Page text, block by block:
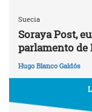
Suecia
Soraya Post,
parlamento de
Hugo Blanco Galdós